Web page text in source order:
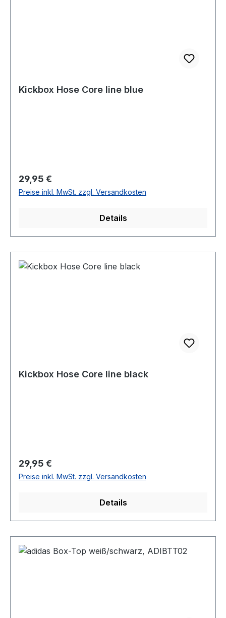
Kickbox Hose Core line blue
Regulärer Preis:
29,95 €
Preise inkl. MwSt. zzgl. Versandkosten
Details
Kickbox Hose Core line black
Regulärer Preis:
29,95 €
Preise inkl. MwSt. zzgl. Versandkosten
Details